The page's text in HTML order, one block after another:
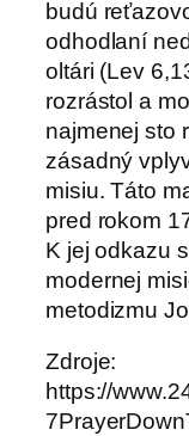
budú
odhodlaní
oltári (Lev
rozrástol a
najmenej sto
zásadný
misiu. Táto
pred rokom
K jej odkazu
modernej
metodizmu
Zdroje:
https://